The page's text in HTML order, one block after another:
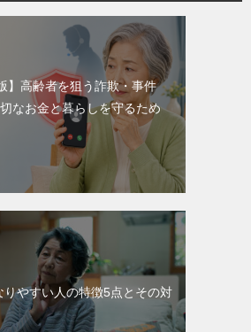
】高齢者を狙う詐欺・事件
なお金と暮らしを守るため
りやすい人の特徴5点とその対